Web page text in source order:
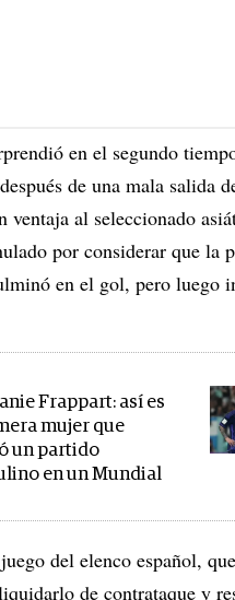
en el segundo
de una mala salida
ventaja al seleccionado
por considerar que la
en el gol, pero
Frappart: así es
mujer que
un partido
en un Mundial
del elenco español,
de contrataque y